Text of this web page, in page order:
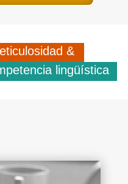
&
lingüística